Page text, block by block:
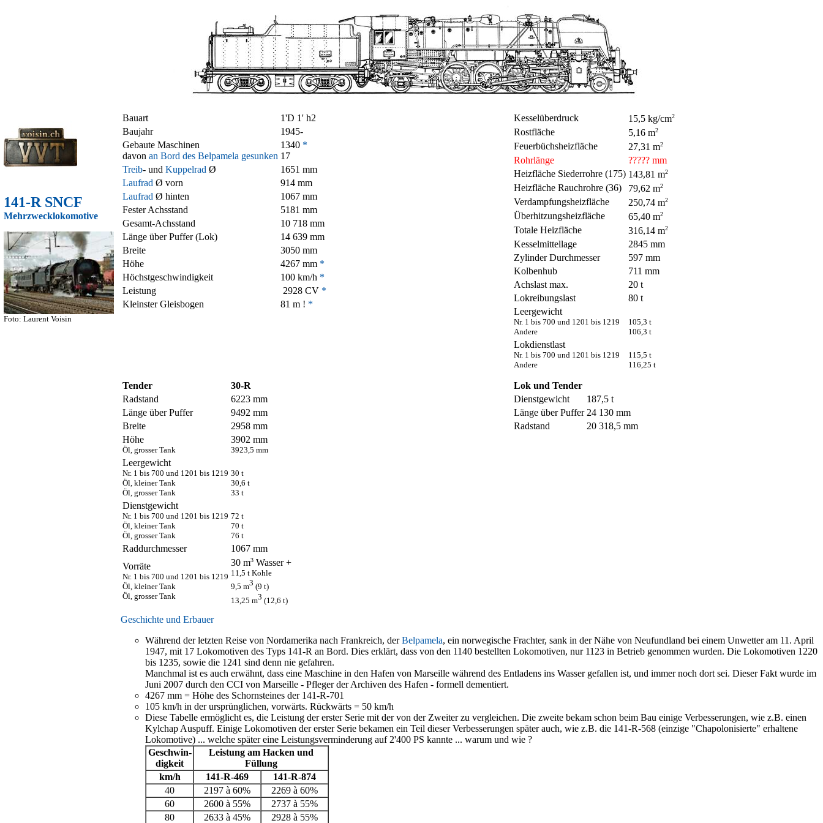
141-R SNCF
Mehrzwecklokomotive
Foto: Laurent Voisin
Bauart
1'D 1' h2
Baujahr
1945-
Gebaute Maschinen
davon an Bord des Belpamela gesunken
1340 *
17
Treib- und Kuppelrad Ø
1651 mm
Laufrad Ø vorn
914 mm
Laufrad Ø hinten
1067 mm
Fester Achsstand
5181 mm
Gesamt-Achsstand
10 718 mm
Länge über Puffer (Lok)
14 639 mm
Breite
3050 mm
Höhe
4267 mm *
Höchstgeschwindigkeit
100 km/h *
Leistung
2928 CV *
Kleinster Gleisbogen
81 m ! *
Kesselüberdruck 15,5 kg/cm2
Rostfläche 5,16 m2
Feuerbüchsheizfläche 27,31 m2
Rohrlänge
????? mm
Heizfläche Siederrohre (175) 143,81 m2
Heizfläche Rauchrohre (36) 79,62 m2
Verdampfungsheizfläche 250,74 m2
Überhitzungsheizfläche 65,40 m2
Totale Heizfläche 316,14 m2
Kesselmittellage
2845 mm
Zylinder Durchmesser
597 mm
Kolbenhub
711 mm
Achslast max.
20 t
Lokreibungslast
80 t
Leergewicht
Nr. 1 bis 700 und 1201 bis 1219
Andere
105,3 t
106,3 t
Lokdienstlast
Nr. 1 bis 700 und 1201 bis 1219
Andere
115,5 t
116,25 t
Tender
30-R
Radstand
6223 mm
Länge über Puffer
9492 mm
Breite
2958 mm
Höhe
Öl, grosser Tank
3902 mm
3923,5 mm
Leergewicht
Nr. 1 bis 700 und 1201 bis 1219
Öl, kleiner Tank
Öl, grosser Tank
30 t
30,6 t
33 t
Dienstgewicht
Nr. 1 bis 700 und 1201 bis 1219
Öl, kleiner Tank
Öl, grosser Tank
72 t
70 t
76 t
Raddurchmesser
1067 mm
Vorräte
Nr. 1 bis 700 und 1201 bis 1219
Öl, kleiner Tank
Öl, grosser Tank
30 m3 Wasser +
11,5 t Kohle
9,5 m3 (9 t)
13,25 m3 (12,6 t)
Lok und Tender
Dienstgewicht
187,5 t
Länge über Puffer 24 130 mm
Radstand
20 318,5 mm
Geschichte und Erbauer
Während der letzten Reise von Nordamerika nach Frankreich, derBelpamela, ein norwegische Frachter, sank in der Nähe von Neufundland bei einem Unwetter am 11. April
1947, mit 17 Lokomotiven des Typs 141-R an Bord. Dies erklärt, dass von den 1140 bestellten Lokomotiven, nur 1123 in Betrieb genommen wurden. Die Lokomotiven 1220
bis 1235, sowie die 1241 sind denn nie gefahren.
Manchmal ist es auch erwähnt, dass eine Maschine in den Hafen von Marseille während des Entladens ins Wasser gefallen ist, und immer noch dort sei. Dieser Fakt wurde im
Juni 2007 durch den CCI von Marseille - Pfleger der Archiven des Hafen - formell dementiert.
4267 mm = Höhe des Schornsteines der 141-R-701
105 km/h in der ursprünglichen, vorwärts. Rückwärts = 50 km/h
Diese Tabelle ermöglicht es, die Leistung der erster Serie mit der von der Zweiter zu vergleichen. Die zweite bekam schon beim Bau einige Verbesserungen, wie z.B. einen
Kylchap Auspuff. Einige Lokomotiven der erster Serie bekamen ein Teil dieser Verbesserungen später auch, wie z.B. die 141-R-568 (einzige "Chapolonisierte" erhaltene
Lokomotive) ... welche später eine Leistungsverminderung auf 2'400 PS kannte ... warum und wie ?
Geschwin-
digkeit
Leistung am Hacken und
Füllung
km/h
141-R-469
141-R-874
40
2197 à 60%
2269 à 60%
60
2600 à 55%
2737 à 55%
80
2633 à 45% 2928 à 55%